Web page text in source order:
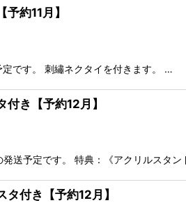
約11月】
です。 刺繡ネクタイを付きます。 …
き【予約12月】
送予定です。 特典：《アクリルスタン
付き【予約12月】